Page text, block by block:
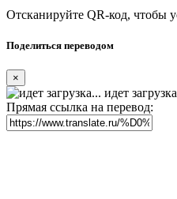
Отсканируйте QR-код, чтобы
Поделиться переводом
×
идет
Прямая ссылка на перевод: